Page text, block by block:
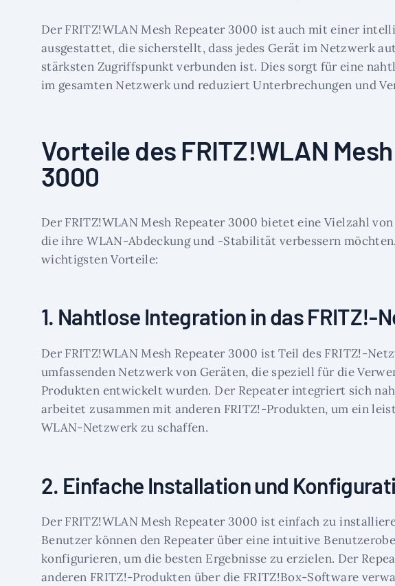
Der FRITZ!WLAN Mesh Repeater 3000 ist auch mit einer
ausgestattet, die sicherstellt, dass jedes Gerät im Netzwerk
stärksten Zugriffspunkt verbunden ist. Dies sorgt für eine
im gesamten Netzwerk und reduziert Unterbrechungen und
Vorteile des FRITZ!WLAN
3000
Der FRITZ!WLAN Mesh Repeater 3000 bietet eine Vielzahl
die ihre WLAN-Abdeckung und -Stabilität verbessern
wichtigsten Vorteile:
1. Nahtlose Integration in das FRITZ!-
Der FRITZ!WLAN Mesh Repeater 3000 ist Teil des FRITZ!-
umfassenden Netzwerk von Geräten, die speziell für die
Produkten entwickelt wurden. Der Repeater integriert sich
arbeitet zusammen mit anderen FRITZ!-Produkten, um ein
WLAN-Netzwerk zu schaffen.
2. Einfache Installation und
Der FRITZ!WLAN Mesh Repeater 3000 ist einfach zu
Benutzer können den Repeater über eine intuitive
konfigurieren, um die besten Ergebnisse zu erzielen. Der
anderen FRITZ!-Produkten über die FRITZ!Box-Software